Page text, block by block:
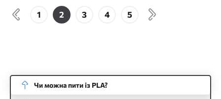
1 2 3 4 5
Чи можна пити із PLA?